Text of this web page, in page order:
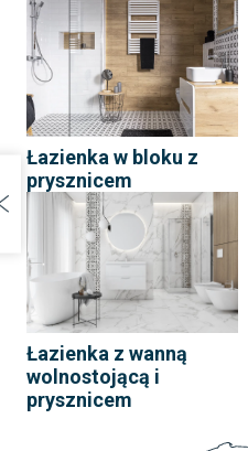
Łazienka w bloku z
prysznicem
Łazienka z wanną
wolnostojącą i
prysznicem